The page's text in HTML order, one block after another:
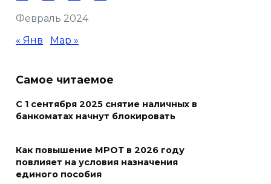
В Ростовской области более
2000 жителей бесплатно
07 августа 2026 18:38
Бесплатные путевки для 17
тысяч детей: в Ростовской
оздоровительная кампания
07 августа 2026 18:30
Февраль 2024
« Янв Мар »
Самое читаемое
С 1 сентября 2025 снятие наличных в
банкоматах начнут блокировать
Как повышение МРОТ в 2026 году
повлияет на условия назначения
единого пособия